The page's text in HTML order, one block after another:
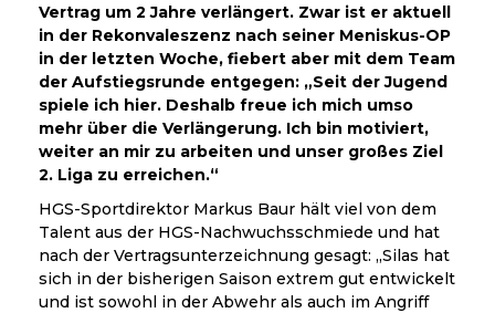
Vertrag um 2 Jahre verlängert. Zwar ist er aktuell
in der Rekonvaleszenz nach seiner Meniskus-OP
in der letzten Woche, fiebert aber mit dem Team
der Aufstiegsrunde entgegen: „Seit der Jugend
spiele ich hier. Deshalb freue ich mich umso
mehr über die Verlängerung. Ich bin motiviert,
weiter an mir zu arbeiten und unser großes Ziel
2. Liga zu erreichen.“
HGS-Sportdirektor Markus Baur hält viel von dem
Talent aus der HGS-Nachwuchsschmiede und hat
nach der Vertragsunterzeichnung gesagt: „Silas hat
sich in der bisherigen Saison extrem gut entwickelt
und ist sowohl in der Abwehr als auch im Angriff